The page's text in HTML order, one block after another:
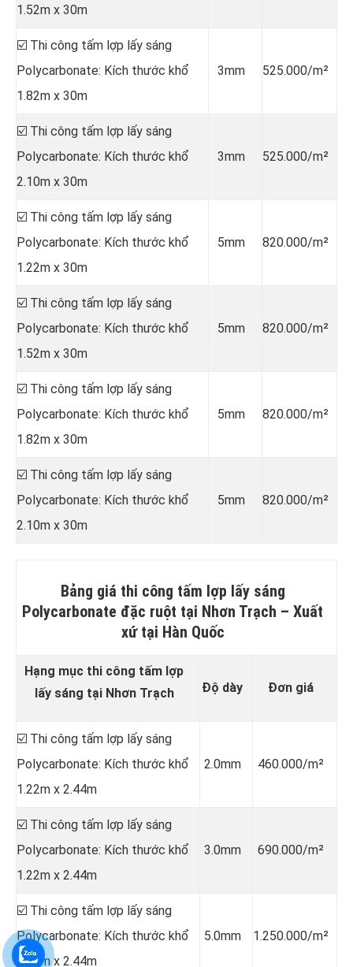
1.52m x 30m
☑️ Thi công tấm lợp lấy sáng
Polycarbonate: Kích thước khổ
1.82m x 30m
3mm 525.000/m²
☑️ Thi công tấm lợp lấy sáng
Polycarbonate: Kích thước khổ
2.10m x 30m
3mm 525.000/m²
☑️ Thi công tấm lợp lấy sáng
Polycarbonate: Kích thước khổ
1.22m x 30m
5mm 820.000/m²
☑️ Thi công tấm lợp lấy sáng
Polycarbonate: Kích thước khổ
1.52m x 30m
5mm 820.000/m²
☑️ Thi công tấm lợp lấy sáng
Polycarbonate: Kích thước khổ
1.82m x 30m
5mm 820.000/m²
☑️ Thi công tấm lợp lấy sáng
Polycarbonate: Kích thước khổ
2.10m x 30m
5mm 820.000/m²
Bảng giá thi công tấm lợp lấy sáng
Polycarbonate đặc ruột tại Nhơn Trạch – Xuất
xứ tại Hàn Quốc
Hạng mục thi công tấm lợp
lấy sáng tại Nhơn Trạch
Độ dày Đơn giá
☑️ Thi công tấm lợp lấy sáng
Polycarbonate: Kích thước khổ
1.22m x 2.44m
2.0mm 460.000/m²
☑️ Thi công tấm lợp lấy sáng
Polycarbonate: Kích thước khổ
1.22m x 2.44m
3.0mm 690.000/m²
☑️ Thi công tấm lợp lấy sáng
Polycarbonate: Kích thước khổ
1.22m x 2.44m
5.0mm 1.250.000/m²